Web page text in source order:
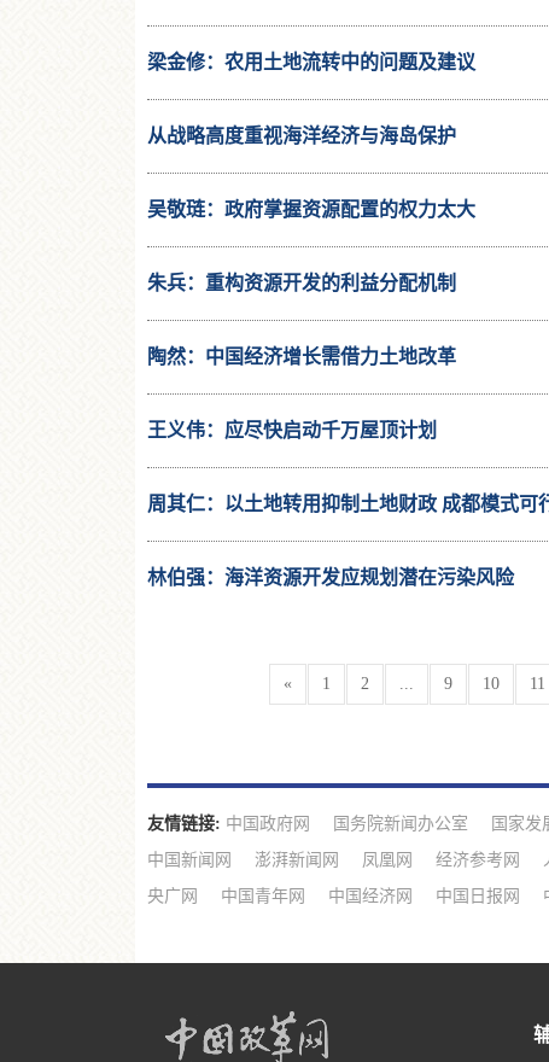
梁金修：农用土地流转中的问题及建议
从战略高度重视海洋经济与海岛保护
吴敬琏：政府掌握资源配置的权力太大
朱兵：重构资源开发的利益分配机制
陶然：中国经济增长需借力土地改革
王义伟：应尽快启动千万屋顶计划
周其仁：以土地转用抑制土地财政 成都模式可
林伯强：海洋资源开发应规划潜在污染风险
« 1 2 ... 9 10 11
友情链接: 中国政府网 国务院新闻办公室 国家发
中国新闻网
澎湃新闻网 凤凰网 经济参考网
央广网
中国青年网 中国经济网 中国日报网